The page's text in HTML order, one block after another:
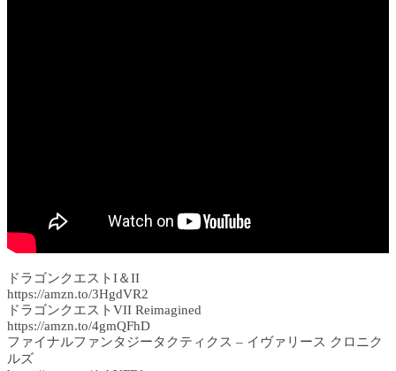
ドラゴンクエストI＆II
https://amzn.to/3HgdVR2
ドラゴンクエストVII Reimagined
https://amzn.to/4gmQFhD
ファイナルファンタジータクティクス – イヴァリース クロニク
ルズ